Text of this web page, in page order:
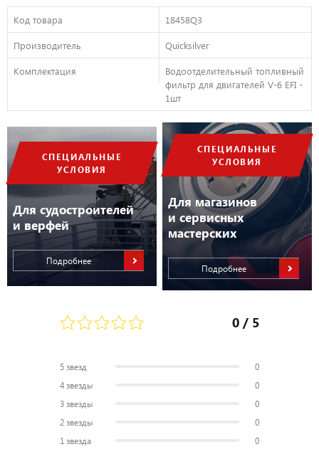
СПЕЦИАЛЬНЫЕ
УСЛОВИЯ
Для судостроителей
и верфей
Подробнее
СПЕЦИАЛЬНЫЕ
УСЛОВИЯ
Для магазинов
и сервисных
мастерских
Подробнее
приобретаемых деталей, а так же гарантийном покрытии
покупаемых деталей.
Код товара 18458Q3
Производитель Quicksilver
Комплектация
Водоотделительный топливный
фильтр для двигателей V-6 EFI -
1шт
0 / 5
5 звезд
0
4 звезды
0
3 звезды
0
2 звезды
0
1 звезда
0